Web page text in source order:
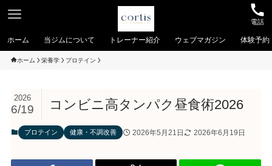
電話
ホーム 当ジムについて トレーナー紹介 ウェブマガジン 体験予約
ホーム 栄養学 プロテイン
コンビニ高タンパク昼食術2026
2026
6/19
プロテイン 健康・不調改善 2026年5月21日 2026年6月19日